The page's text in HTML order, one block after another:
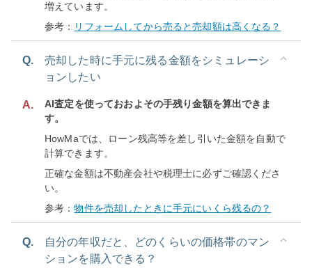
増えています。
参考： リフォームしてから売ると売却額は高くなる？
Q.
売却した時に手元に残る金額をシミュレーシ
ョンしたい
A.
AI査定を使っておおよその手残り金額を算出できま
す。
HowMaでは、ローン残高等を差し引いた金額を自動で
計算できます。
正確な金額は不動産会社や税理士に必ずご確認くださ
い。
参考：物件を売却したときに手元にいくら残るの？
Q.
自分の年収だと、どのくらいの価格帯のマン
ションを購入できる？